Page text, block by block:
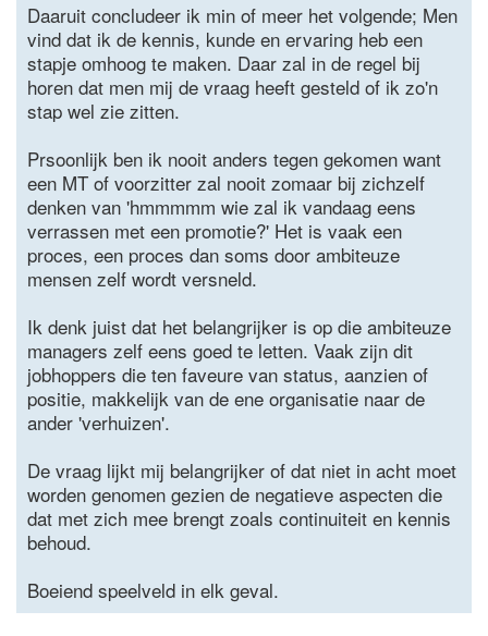
Daaruit concludeer ik min of meer het volgende; Men
vind dat ik de kennis, kunde en ervaring heb een
stapje omhoog te maken. Daar zal in de regel bij
horen dat men mij de vraag heeft gesteld of ik zo'n
stap wel zie zitten.
Prsoonlijk ben ik nooit anders tegen gekomen want
een MT of voorzitter zal nooit zomaar bij zichzelf
denken van 'hmmmmm wie zal ik vandaag eens
verrassen met een promotie?' Het is vaak een
proces, een proces dan soms door ambiteuze
mensen zelf wordt versneld.
Ik denk juist dat het belangrijker is op die ambiteuze
managers zelf eens goed te letten. Vaak zijn dit
jobhoppers die ten faveure van status, aanzien of
positie, makkelijk van de ene organisatie naar de
ander 'verhuizen'.
De vraag lijkt mij belangrijker of dat niet in acht moet
worden genomen gezien de negatieve aspecten die
dat met zich mee brengt zoals continuiteit en kennis
behoud.
Boeiend speelveld in elk geval.